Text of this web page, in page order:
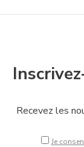
Recevez les
Je